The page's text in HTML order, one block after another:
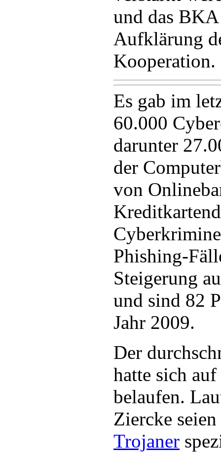
und das
Aufklärung
Kooperation.
Es gab im
60.000
darunter
der
von
Phishing-
Steigerung
und sind 82
Jahr 2009.
Der
hatte sich
belaufen.
Ziercke
Trojaner